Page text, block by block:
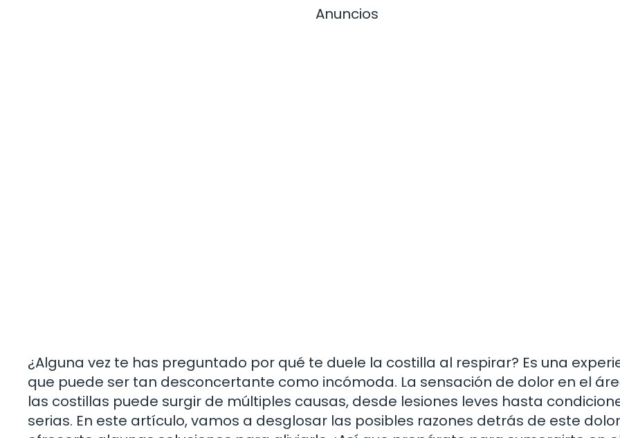
Anuncios
¿Alguna vez te has preguntado por qué te duele la costilla al respirar? Es una
que puede ser tan desconcertante como incómoda. La sensación de dolor en el
las costillas puede surgir de múltiples causas, desde lesiones leves hasta
serias. En este artículo, vamos a desglosar las posibles razones detrás de este